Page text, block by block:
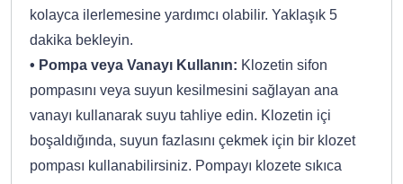
kolayca ilerlemesine yardımcı olabilir. Yaklaşık 5
dakika bekleyin.
• Pompa veya Vanayı Kullanın: Klozetin sifon
pompasını veya suyun kesilmesini sağlayan ana
vanayı kullanarak suyu tahliye edin. Klozetin içi
boşaldığında, suyun fazlasını çekmek için bir klozet
pompası kullanabilirsiniz. Pompayı klozete sıkıca